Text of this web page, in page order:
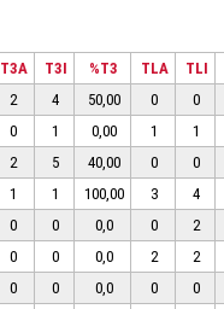
T3A T3I %T3 TLA TLI
2 4 50,00 0 0
0 1 0,00 1 1
2 5 40,00 0 0
1 1 100,00 3 4
0 0 0,0 0 2
0 0 0,0 2 2
0 0 0,0 0 0